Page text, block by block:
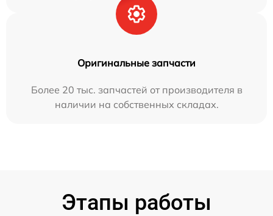
Оригинальные запчасти
Более 20 тыс. запчастей от производителя в
наличии на собственных складах.
Этапы работы